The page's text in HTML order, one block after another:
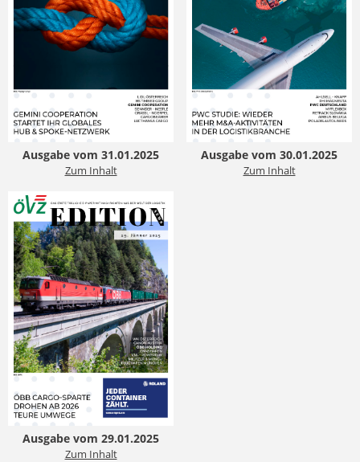
Ausgabe vom 31.01.2025
Zum Inhalt
Ausgabe vom 30.01.2025
Zum Inhalt
Ausgabe vom 29.01.2025
Zum Inhalt